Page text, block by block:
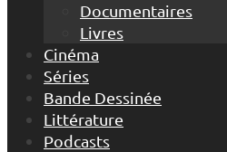
Documentaires
Livres
Cinéma
Séries
Bande Dessinée
Littérature
Podcasts